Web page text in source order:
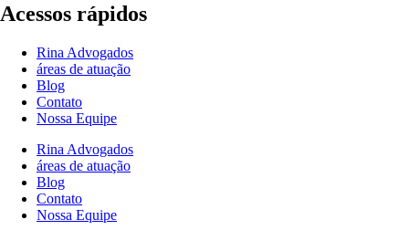
Acessos rápidos
Rina Advogados
áreas de atuação
Blog
Contato
Nossa Equipe
Rina Advogados
áreas de atuação
Blog
Contato
Nossa Equipe